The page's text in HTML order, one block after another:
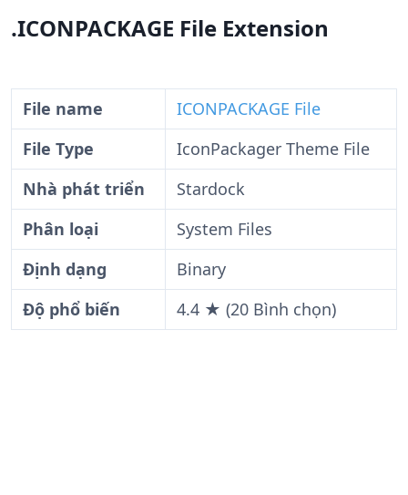
.ICONPACKAGE File Extension
File name
ICONPACKAGE File
File Type
IconPackager Theme File
Nhà phát triển
Stardock
Phân loại
System Files
Định dạng
Binary
Độ phổ biến
4.4 ★ (20 Bình chọn)